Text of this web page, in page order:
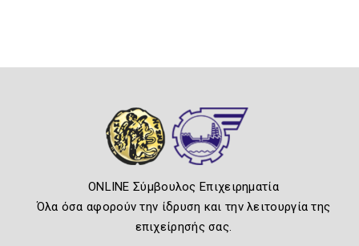
ONLINE Σύμβουλος Επιχειρηματία
Όλα όσα αφορούν την ίδρυση και την λειτουργία της
επιχείρησής σας.